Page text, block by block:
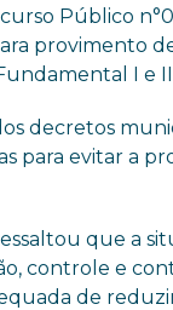
Público
provimento
I e II
decretos
para evitar a
que a
controle e
de